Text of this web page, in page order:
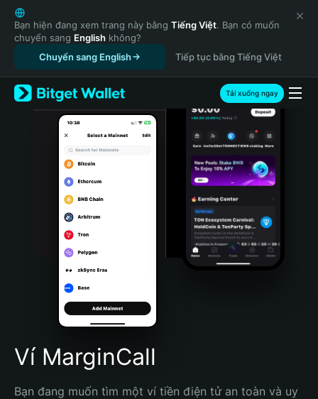
English
日本語
Tiếng Việt
Русский
Español (Latinoamérica)
Türkçe
Italiano
Português (Portugal)
Bahasa Indonesia
Português (Brasil)
Español (Argentina)
Bạn hiện đang xem trang này bằng Tiếng Việt. Bạn có muốn
chuyển sang English không?
Chuyển sang English
Tiếp tục bằng Tiếng Việt
Tải xuống ngay
Ví MarginCall
Bạn đang muốn tìm một ví tiền điện tử an toàn và uy